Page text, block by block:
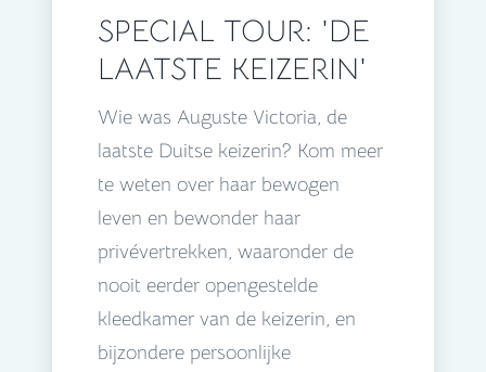
SPECIAL TOUR: 'DE
LAATSTE KEIZERIN'
Wie was Auguste Victoria, de
laatste Duitse keizerin? Kom meer
te weten over haar bewogen
leven en bewonder haar
privévertrekken, waaronder de
nooit eerder opengestelde
kleedkamer van de keizerin, en
bijzondere persoonlijke